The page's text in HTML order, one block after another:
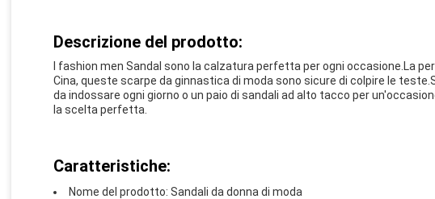
Descrizione del prodotto:
I fashion men Sandal sono la calzatura perfetta per ogni occasione.La
Cina, queste scarpe da ginnastica di moda sono sicure di colpire le
da indossare ogni giorno o un paio di sandali ad alto tacco per
la scelta perfetta.
Caratteristiche:
Nome del prodotto: Sandali da donna di moda